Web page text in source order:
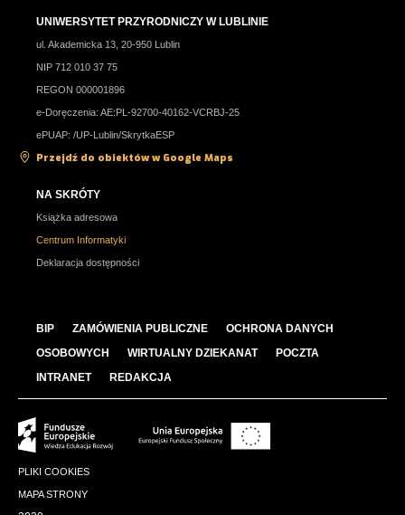
UNIWERSYTET PRZYRODNICZY W LUBLINIE
ul. Akademicka 13, 20-950 Lublin
NIP 712 010 37 75
REGON 000001896
e-Doręczenia: AE:PL-92700-40162-VCRBJ-25
ePUAP: /UP-Lublin/SkrytkaESP
Przejdź do obiektów w Google Maps
NA SKRÓTY
Książka adresowa
Centrum Informatyki
Deklaracja dostępności
BIP ZAMÓWIENIA PUBLICZNE
OCHRONA DANYCH
OSOBOWYCH
WIRTUALNY DZIEKANAT
POCZTA
INTRANET
REDAKCJA
PLIKI COOKIES
MAPA STRONY